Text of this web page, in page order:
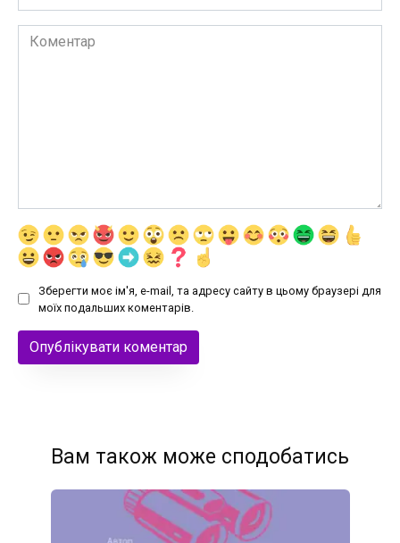
Коментар
Зберегти моє ім'я, e-mail, та адресу сайту в цьому браузері для
моїх подальших коментарів.
Вам також може сподобатись